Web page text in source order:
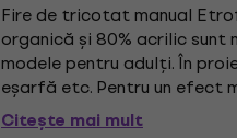
Fire de tricotat manual
organică și 80% acrilic sunt
modele pentru adulți. În
eșarfă etc. Pentru un efect
orice detergent de lână.
Citește mai mult